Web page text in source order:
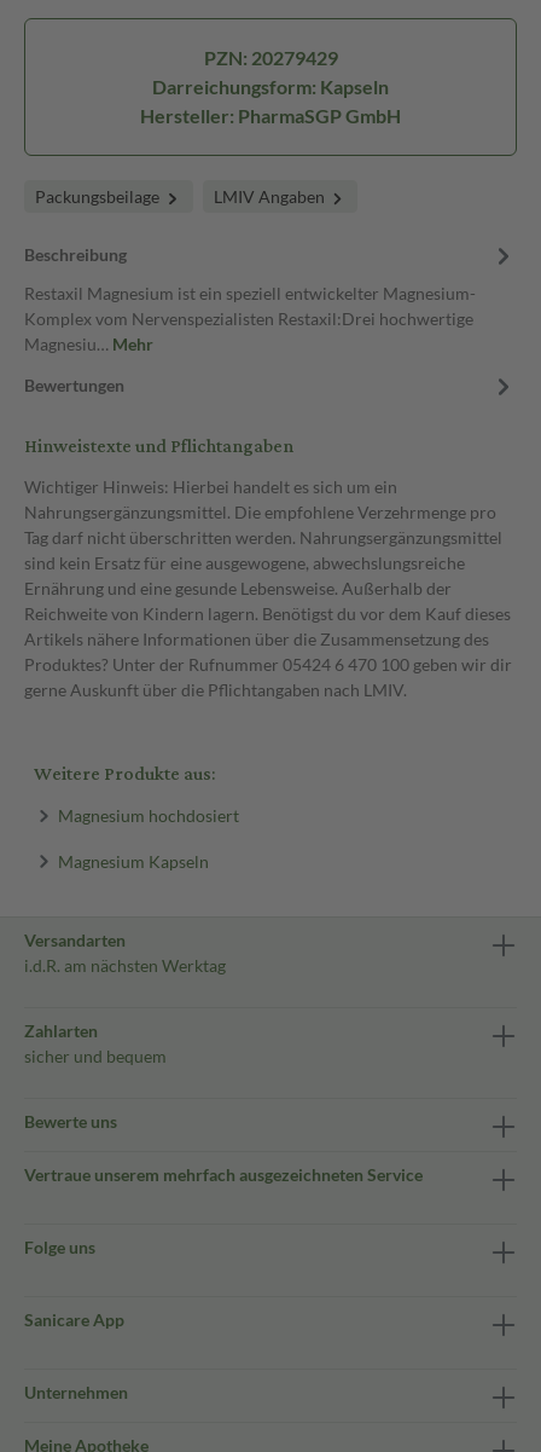
PZN: 20279429
Darreichungsform: Kapseln
Hersteller: PharmaSGP GmbH
Packungsbeilage LMIV Angaben
Beschreibung
Restaxil Magnesium ist ein speziell entwickelter Magnesium-
Komplex vom Nervenspezialisten Restaxil:Drei hochwertige
Magnesiu… Mehr
Bewertungen
Hinweistexte und Pflichtangaben
Wichtiger Hinweis: Hierbei handelt es sich um ein
Nahrungsergänzungsmittel. Die empfohlene Verzehrmenge pro
Tag darf nicht überschritten werden. Nahrungsergänzungsmittel
sind kein Ersatz für eine ausgewogene, abwechslungsreiche
Ernährung und eine gesunde Lebensweise. Außerhalb der
Reichweite von Kindern lagern. Benötigst du vor dem Kauf dieses
Artikels nähere Informationen über die Zusammensetzung des
Produktes? Unter der Rufnummer 05424 6 470 100 geben wir dir
gerne Auskunft über die Pflichtangaben nach LMIV.
Weitere Produkte aus:
Magnesium hochdosiert
Magnesium Kapseln
Versandarten
i.d.R. am nächsten Werktag
Zahlarten
sicher und bequem
Bewerte uns
Vertraue unserem mehrfach ausgezeichneten Service
Folge uns
Sanicare App
Unternehmen
Meine Apotheke